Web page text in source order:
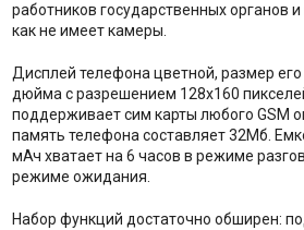
работников государственных органов
как не имеет камеры.
Дисплей телефона цветной, размер его
дюйма с разрешением 128x160
поддерживает сим карты любого GSM
память телефона составляет 32Мб.
мАч хватает на 6 часов в режиме
режиме ожидания.
Набор функций достаточно обширен: